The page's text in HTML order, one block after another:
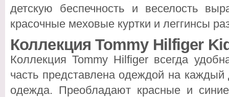
детскую беспечность и веселость
красочные меховые куртки и леггинсы
Коллекция Tommy Hilfiger
Коллекция Tommy Hilfiger всегда
часть представлена одеждой на
одежда. Преобладают красные и